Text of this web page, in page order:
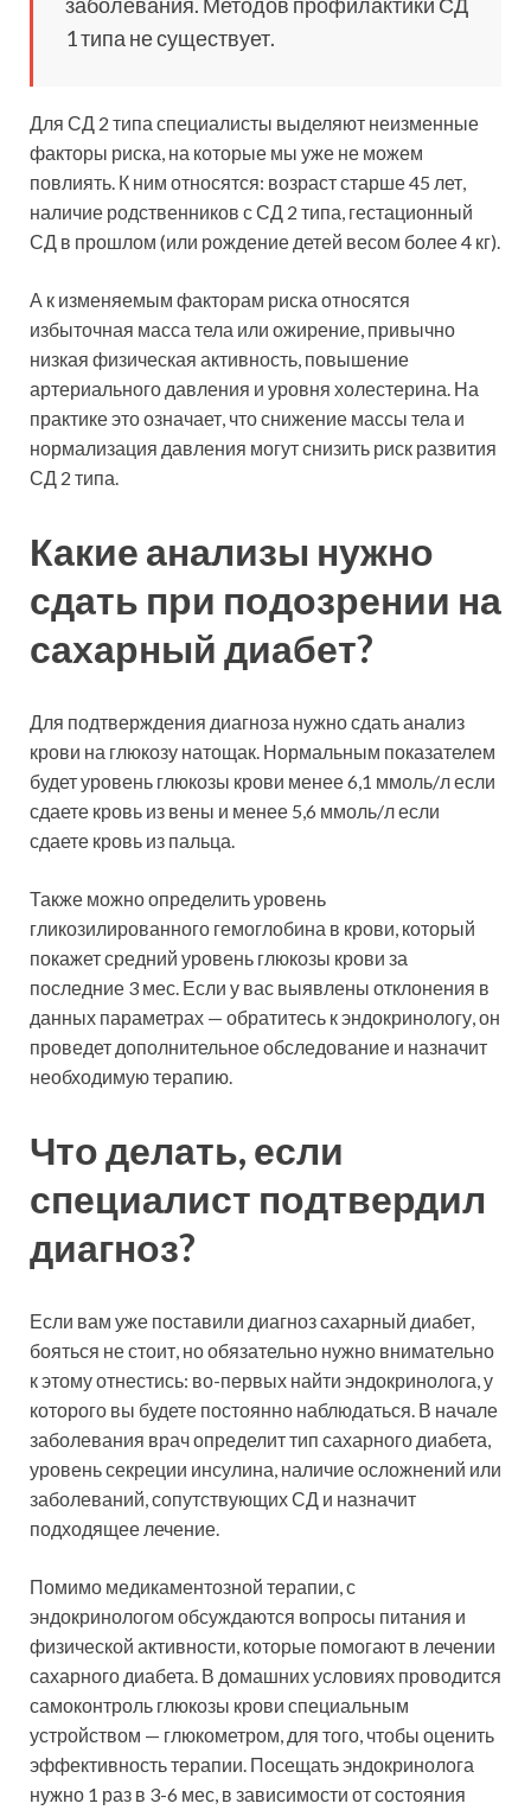
1 типа не существует.
Для СД 2 типа специалисты выделяют неизменные
факторы риска, на которые мы уже не можем
повлиять. К ним относятся: возраст старше 45 лет,
наличие родственников с СД 2 типа, гестационный
СД в прошлом (или рождение детей весом более 4 кг).
А к изменяемым факторам риска относятся
избыточная масса тела или ожирение, привычно
низкая физическая активность, повышение
артериального давления и уровня холестерина. На
практике это означает, что снижение массы тела и
нормализация давления могут снизить риск развития
СД 2 типа.
Какие анализы нужно
сдать при подозрении на
сахарный диабет?
Для подтверждения диагноза нужно сдать анализ
крови на глюкозу натощак. Нормальным показателем
будет уровень глюкозы крови менее 6,1 ммоль/л если
сдаете кровь из вены и менее 5,6 ммоль/л если
сдаете кровь из пальца.
Также можно определить уровень
гликозилированного гемоглобина в крови, который
покажет средний уровень глюкозы крови за
последние 3 мес. Если у вас выявлены отклонения в
данных параметрах — обратитесь к эндокринологу, он
проведет дополнительное обследование и назначит
необходимую терапию.
Что делать, если
специалист подтвердил
диагноз?
Если вам уже поставили диагноз сахарный диабет,
бояться не стоит, но обязательно нужно внимательно
к этому отнестись: во-первых найти эндокринолога, у
которого вы будете постоянно наблюдаться. В начале
заболевания врач определит тип сахарного диабета,
уровень секреции инсулина, наличие осложнений или
заболеваний, сопутствующих СД и назначит
подходящее лечение.
Помимо медикаментозной терапии, с
эндокринологом обсуждаются вопросы питания и
физической активности, которые помогают в лечении
сахарного диабета. В домашних условиях проводится
самоконтроль глюкозы крови специальным
устройством — глюкометром, для того, чтобы оценить
эффективность терапии. Посещать эндокринолога
нужно 1 раз в 3-6 мес, в зависимости от состояния